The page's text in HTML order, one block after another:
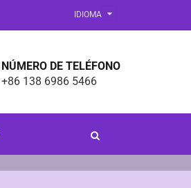
IDIOMA
NÚMERO DE TELÉFONO
+86 138 6986 5466